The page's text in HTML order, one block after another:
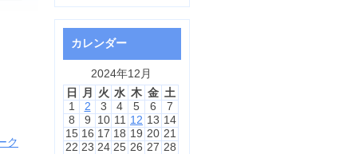
カレンダー
2024年12月
日
月 火 水 木 金 土
1
2 3 4 5 6
7
8
9 10 11 12 13 14
15 16 17 18 19 20 21
22 23 24 25 26 27 28